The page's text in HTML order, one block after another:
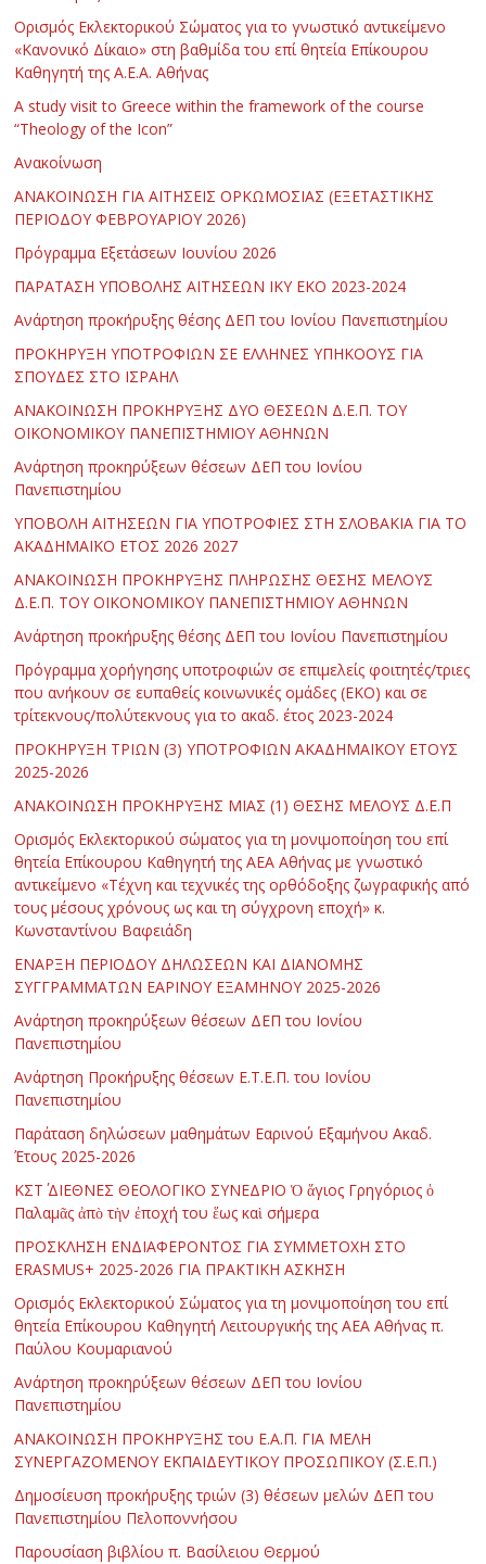
Ορισμός Εκλεκτορικού Σώματος για το γνωστικό αντικείμενο
«Κανονικό Δίκαιο» στη βαθμίδα του επί θητεία Επίκουρου
Καθηγητή της Α.Ε.Α. Αθήνας
Α study visit to Greece within the framework of the course
“Theology of the Icon”
Ανακοίνωση
ΑΝΑΚΟΙΝΩΣΗ ΓΙΑ ΑΙΤΗΣΕΙΣ ΟΡΚΩΜΟΣΙΑΣ (ΕΞΕΤΑΣΤΙΚΗΣ
ΠΕΡΙΟΔΟΥ ΦΕΒΡΟΥΑΡΙΟΥ 2026)
Πρόγραμμα Εξετάσεων Ιουνίου 2026
ΠΑΡΑΤΑΣΗ ΥΠΟΒΟΛΗΣ ΑΙΤΗΣΕΩΝ ΙΚΥ ΕΚΟ 2023-2024
Ανάρτηση προκήρυξης θέσης ΔΕΠ του Ιονίου Πανεπιστημίου
ΠΡΟΚΗΡΥΞΗ ΥΠΟΤΡΟΦΙΩΝ ΣΕ ΕΛΛΗΝΕΣ ΥΠΗΚΟΟΥΣ ΓΙΑ
ΣΠΟΥΔΕΣ ΣΤΟ ΙΣΡΑΗΛ
ΑΝΑΚΟΙΝΩΣΗ ΠΡΟΚΗΡΥΞΗΣ ΔΥΟ ΘΕΣΕΩΝ Δ.Ε.Π. ΤΟΥ
ΟΙΚΟΝΟΜΙΚΟΥ ΠΑΝΕΠΙΣΤΗΜΙΟΥ ΑΘΗΝΩΝ
Ανάρτηση προκηρύξεων θέσεων ΔΕΠ του Ιονίου
Πανεπιστημίου
ΥΠΟΒΟΛΗ ΑΙΤΗΣΕΩΝ ΓΙΑ ΥΠΟΤΡΟΦΙΕΣ ΣΤΗ ΣΛΟΒΑΚΙΑ ΓΙΑ ΤΟ
ΑΚΑΔΗΜΑΪΚΟ ΕΤΟΣ 2026 2027
ΑΝΑΚΟΙΝΩΣΗ ΠΡΟΚΗΡΥΞΗΣ ΠΛΗΡΩΣΗΣ ΘΕΣΗΣ ΜΕΛΟΥΣ
Δ.Ε.Π. ΤΟΥ ΟΙΚΟΝΟΜΙΚΟΥ ΠΑΝΕΠΙΣΤΗΜΙΟΥ ΑΘΗΝΩΝ
Ανάρτηση προκήρυξης θέσης ΔΕΠ του Ιονίου Πανεπιστημίου
Πρόγραμμα χορήγησης υποτροφιών σε επιμελείς φοιτητές/τριες
που ανήκουν σε ευπαθείς κοινωνικές ομάδες (ΕΚΟ) και σε
τρίτεκνους/πολύτεκνους για το ακαδ. έτος 2023-2024
ΠΡΟΚΗΡΥΞΗ ΤΡΙΩΝ (3) ΥΠΟΤΡΟΦΙΩΝ ΑΚΑΔΗΜΑΪΚΟΥ ΕΤΟΥΣ
2025-2026
ΑΝΑΚΟΙΝΩΣΗ ΠΡΟΚΗΡΥΞΗΣ ΜΙΑΣ (1) ΘΕΣΗΣ ΜΕΛΟΥΣ Δ.Ε.Π
Ορισμός Εκλεκτορικού σώματος για τη μονιμοποίηση του επί
θητεία Επίκουρου Καθηγητή της ΑΕΑ Αθήνας με γνωστικό
αντικείμενο «Τέχνη και τεχνικές της ορθόδοξης ζωγραφικής από
τους μέσους χρόνους ως και τη σύγχρονη εποχή» κ.
Κωνσταντίνου Βαφειάδη
ΕΝΑΡΞΗ ΠΕΡΙΟΔΟΥ ΔΗΛΩΣΕΩΝ ΚΑΙ ΔΙΑΝΟΜΗΣ
ΣΥΓΓΡΑΜΜΑΤΩΝ ΕΑΡΙΝΟΥ ΕΞΑΜΗΝΟΥ 2025-2026
Ανάρτηση προκηρύξεων θέσεων ΔΕΠ του Ιονίου
Πανεπιστημίου
Ανάρτηση Προκήρυξης θέσεων Ε.Τ.Ε.Π. του Ιονίου
Πανεπιστημίου
Παράταση δηλώσεων μαθημάτων Εαρινού Εξαμήνου Ακαδ.
Έτους 2025-2026
ΚΣΤ΄ ΔΙΕΘΝΕΣ ΘΕΟΛΟΓΙΚΟ ΣΥΝΕΔΡΙΟ Ὁ ἅγιος Γρηγόριος ὁ
Παλαμᾶς ἀπὸ τὴν ἐποχή του ἕως καὶ σήμερα
ΠΡΟΣΚΛΗΣΗ ΕΝΔΙΑΦΕΡΟΝΤΟΣ ΓΙΑ ΣΥΜΜΕΤΟΧΗ ΣΤΟ
ERASMUS+ 2025-2026 ΓΙΑ ΠΡΑΚΤΙΚΗ ΑΣΚΗΣΗ
Ορισμός Εκλεκτορικού Σώματος για τη μονιμοποίηση του επί
θητεία Επίκουρου Καθηγητή Λειτουργικής της ΑΕΑ Αθήνας π.
Παύλου Κουμαριανού
Ανάρτηση προκηρύξεων θέσεων ΔΕΠ του Ιονίου
Πανεπιστημίου
ΑΝΑΚΟΙΝΩΣΗ ΠΡΟΚΗΡΥΞΗΣ του Ε.Α.Π. ΓΙΑ ΜΕΛΗ
ΣΥΝΕΡΓΑΖΟΜΕΝΟΥ ΕΚΠΑΙΔΕΥΤΙΚΟΥ ΠΡΟΣΩΠΙΚΟΥ (Σ.Ε.Π.)
Δημοσίευση προκήρυξης τριών (3) θέσεων μελών ΔΕΠ του
Πανεπιστημίου Πελοποννήσου
Παρουσίαση βιβλίου π. Βασίλειου Θερμού